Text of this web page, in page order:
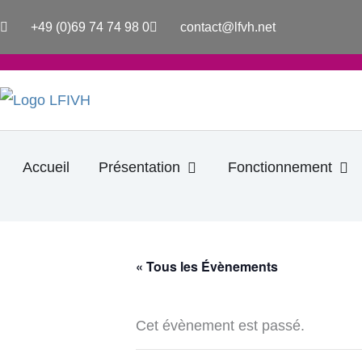
+49 (0)69 74 74 98 0 contact@lfvh.net
Accueil Présentation Ouvrir Présentation
Fonctionnement
« Tous les Évènements
Cet évènement est passé.